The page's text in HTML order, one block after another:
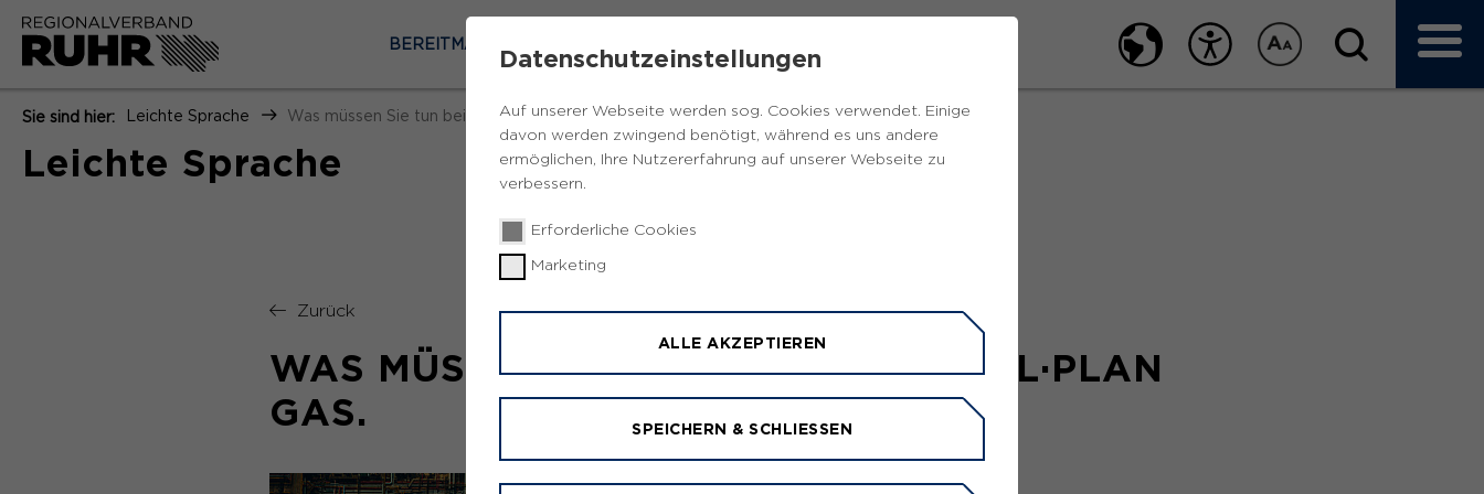
BEREITMACHEN
Sie sind hier: Leichte Sprache Was müssen Sie tun beim Notfall·plan Gas.
Leichte Sprache
Zurück
WAS MÜSSEN SIE TUN BEIM NOTFALL·PLAN
GAS.
zu wenig Strom und Gas
Datenschutzeinstellungen
Auf unserer Webseite werden sog. Cookies verwendet. Einige
davon werden zwingend benötigt, während es uns andere
ermöglichen, Ihre Nutzererfahrung auf unserer Webseite zu
verbessern.
Erforderliche Cookies
Marketing
ALLE AKZEPTIEREN
SPEICHERN & SCHLIESSEN